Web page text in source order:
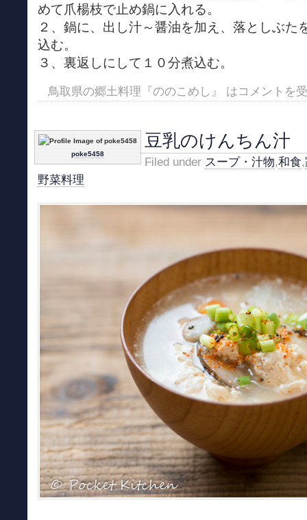
めて爪楊枝で止め鍋に入れる。
２、鍋に、出し汁～醤油を加え、落としぶた
込む。
３、裏返しにして１０分煮込む。
鳥取県の郷土料理『ののこめし』 はコメントを
poke5458
豆乳のけんちん汁
Filed under スープ・汁物,和食,
野菜料理